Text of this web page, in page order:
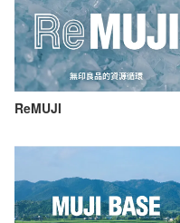
ReMUJI